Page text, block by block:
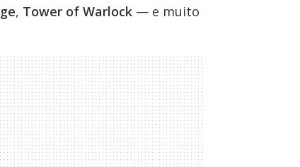
, Tower of Warlock — e muito